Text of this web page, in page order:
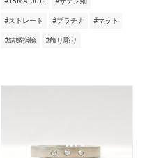
#ストレート #プラチナ #マット
#結婚指輪 #飾り彫り